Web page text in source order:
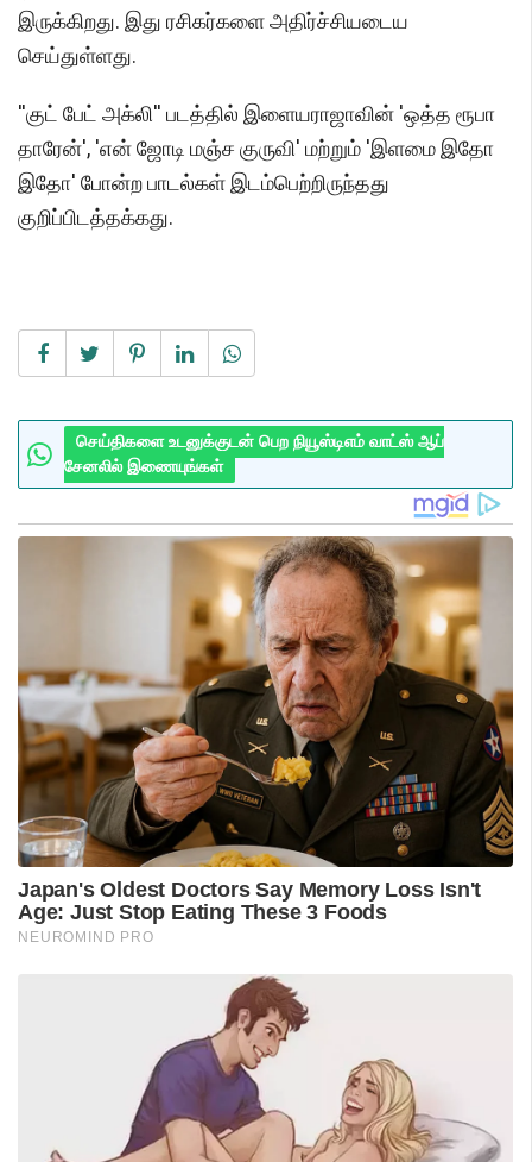
இருக்கிறது. இது ரசிகர்களை அதிர்ச்சியடைய
செய்துள்ளது.
''குட் பேட் அக்லி'' படத்தில் இளையராஜாவின் 'ஒத்த ரூபா
தாரேன்', 'என் ஜோடி மஞ்ச குருவி' மற்றும் 'இளமை இதோ
இதோ' போன்ற பாடல்கள் இடம்பெற்றிருந்தது
குறிப்பிடத்தக்கது.
செய்திகளை உடனுக்குடன் பெற நியூஸ்டிஎம் வாட்ஸ் ஆப்
சேனலில் இணையுங்கள்